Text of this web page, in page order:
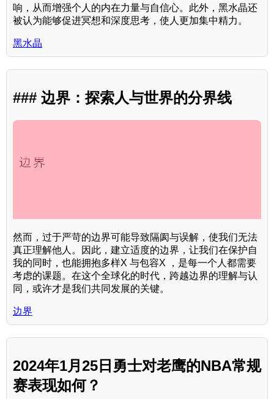
响，从而增强个人的内在力量与自信心。此外，黑水晶还
被认为能够促进冥想和深度思考，使人更加集中精力。
黑水晶
### 边界：探索人与世界的分界线
然而，过于严苛的边界可能导致隔阂与误解，使我们无法
真正理解他人。因此，建立适度的边界，让我们在保护自
我的同时，也能拥抱多样X 与包容X ，是每一个人都需要
考虑的课题。在这个全球化的时代，跨越边界的理解与认
同，或许才是我们共同发展的关键。
边界
2024年1月25日勇士对老鹰的NBA常规
赛表现如何？